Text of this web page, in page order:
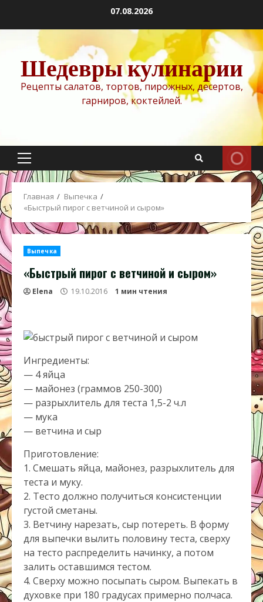
содержимому
07.08.2026
Шедевры кулинарии
Рецепты салатов, тортов, пирожных, десертов,
гарниров, коктейлей.
Основное
меню
Главная
Выпечка
«Быстрый пирог с ветчиной и сыром»
Выпечка
«Быстрый пирог с ветчиной и сыром»
Elena 19.10.2016 1 мин чтения
Ингредиенты:
— 4 яйца
— майонез (граммов 250-300)
— разрыхлитель для теста 1,5-2 ч.л
— мука
— ветчина и сыр
Приготовление:
1. Смешать яйца, майонез, разрыхлитель для
теста и муку.
2. Тесто должно получиться консистенции
густой сметаны.
3. Ветчину нарезать, сыр потереть. В форму
для выпечки вылить половину теста, сверху
на тесто распределить начинку, а потом
залить оставшимся тестом.
4. Сверху можно посыпать сыром. Выпекать в
духовке при 180 градусах примерно полчаса.